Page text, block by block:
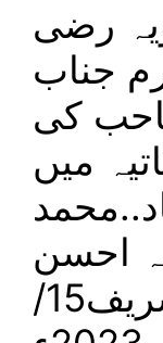
رضی
جناب
کی
میں
احسن
البرکات مارہرہ شریف15/